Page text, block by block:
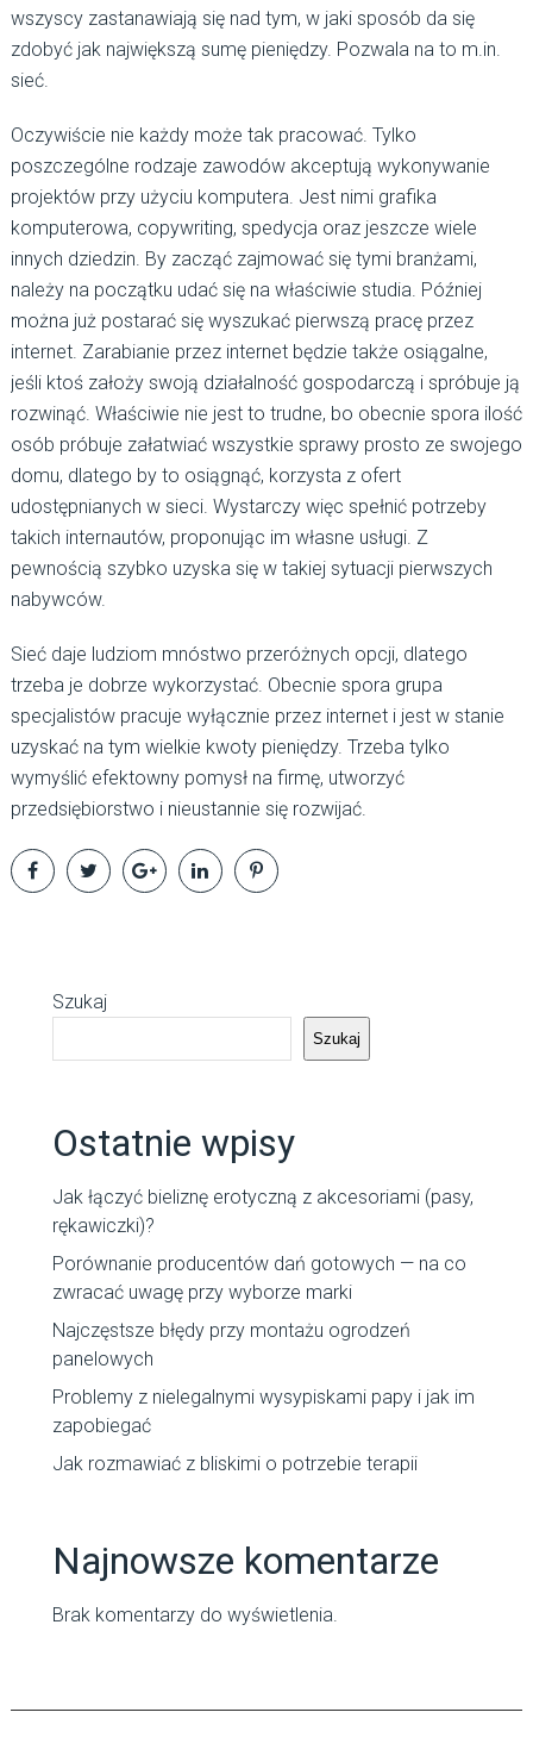
wszyscy zastanawiają się nad tym, w jaki sposób da się
zdobyć jak największą sumę pieniędzy. Pozwala na to m.in.
sieć.
Oczywiście nie każdy może tak pracować. Tylko
poszczególne rodzaje zawodów akceptują wykonywanie
projektów przy użyciu komputera. Jest nimi grafika
komputerowa, copywriting, spedycja oraz jeszcze wiele
innych dziedzin. By zacząć zajmować się tymi branżami,
należy na początku udać się na właściwie studia. Później
można już postarać się wyszukać pierwszą pracę przez
internet. Zarabianie przez internet będzie także osiągalne,
jeśli ktoś założy swoją działalność gospodarczą i spróbuje ją
rozwinąć. Właściwie nie jest to trudne, bo obecnie spora ilość
osób próbuje załatwiać wszystkie sprawy prosto ze swojego
domu, dlatego by to osiągnąć, korzysta z ofert
udostępnianych w sieci. Wystarczy więc spełnić potrzeby
takich internautów, proponując im własne usługi. Z
pewnością szybko uzyska się w takiej sytuacji pierwszych
nabywców.
Sieć daje ludziom mnóstwo przeróżnych opcji, dlatego
trzeba je dobrze wykorzystać. Obecnie spora grupa
specjalistów pracuje wyłącznie przez internet i jest w stanie
uzyskać na tym wielkie kwoty pieniędzy. Trzeba tylko
wymyślić efektowny pomysł na firmę, utworzyć
przedsiębiorstwo i nieustannie się rozwijać.
Szukaj
Szukaj
Ostatnie wpisy
Jak łączyć bieliznę erotyczną z akcesoriami (pasy,
rękawiczki)?
Porównanie producentów dań gotowych — na co
zwracać uwagę przy wyborze marki
Najczęstsze błędy przy montażu ogrodzeń
panelowych
Problemy z nielegalnymi wysypiskami papy i jak im
zapobiegać
Jak rozmawiać z bliskimi o potrzebie terapii
Najnowsze komentarze
Brak komentarzy do wyświetlenia.